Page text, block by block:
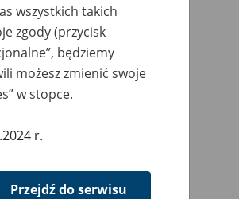
wszystkich takich
zgody (przycisk
będziemy
możesz zmienić swoje
w stopce.
r.
Przejdź do serwisu